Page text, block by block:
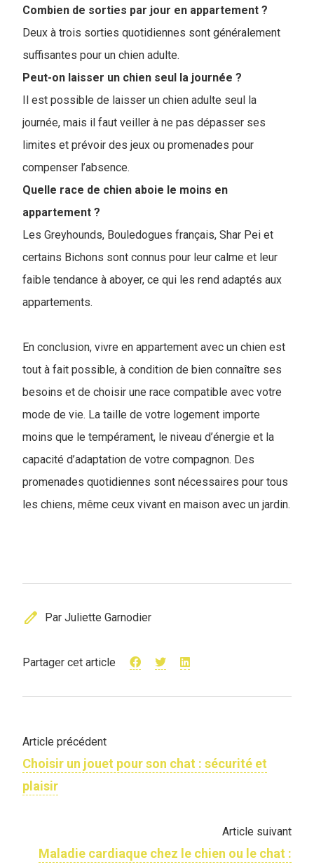
Combien de sorties par jour en appartement ?
Deux à trois sorties quotidiennes sont généralement
suffisantes pour un chien adulte.
Peut-on laisser un chien seul la journée ?
Il est possible de laisser un chien adulte seul la
journée, mais il faut veiller à ne pas dépasser ses
limites et prévoir des jeux ou promenades pour
compenser l’absence.
Quelle race de chien aboie le moins en
appartement ?
Les Greyhounds, Bouledogues français, Shar Pei et
certains Bichons sont connus pour leur calme et leur
faible tendance à aboyer, ce qui les rend adaptés aux
appartements.
En conclusion, vivre en appartement avec un chien est
tout à fait possible, à condition de bien connaître ses
besoins et de choisir une race compatible avec votre
mode de vie. La taille de votre logement importe
moins que le tempérament, le niveau d’énergie et la
capacité d’adaptation de votre compagnon. Des
promenades quotidiennes sont nécessaires pour tous
les chiens, même ceux vivant en maison avec un jardin.
edit Par Juliette Garnodier
Partager cet article
Article précédent
Choisir un jouet pour son chat : sécurité et
plaisir
Article suivant
Maladie cardiaque chez le chien ou le chat :